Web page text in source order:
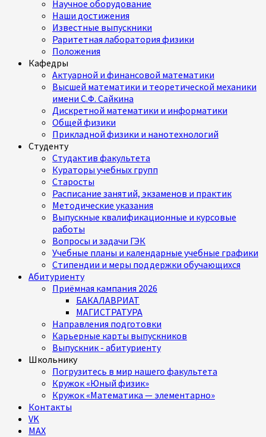
Научное оборудование
Наши достижения
Известные выпускники
Раритетная лаборатория физики
Положения
Кафедры
Актуарной и финансовой математики
Высшей математики и теоретической механики
имени С.Ф. Сайкина
Дискретной математики и информатики
Общей физики
Прикладной физики и нанотехнологий
Студенту
Студактив факультета
Кураторы учебных групп
Старосты
Расписание занятий, экзаменов и практик
Методические указания
Выпускные квалификационные и курсовые
работы
Вопросы и задачи ГЭК
Учебные планы и календарные учебные графики
Стипендии и меры поддержки обучающихся
Абитуриенту
Приёмная кампания 2026
БАКАЛАВРИАТ
МАГИСТРАТУРА
Направления подготовки
Карьерные карты выпускников
Выпускник - абитуриенту
Школьнику
Погрузитесь в мир нашего факультета
Кружок «Юный физик»
Кружок «Математика — элементарно»
Контакты
VK
MAX